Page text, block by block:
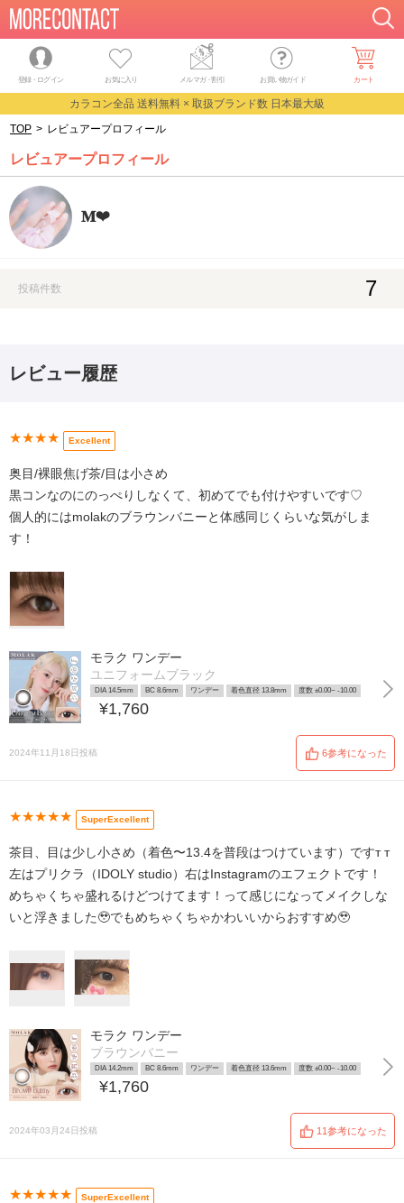
登録・ログイン お気に入り メルマガ・割引 お買い物ガイド カート
カラコン全品 送料無料 × 取扱ブランド数 日本最大級
TOP > レビュアープロフィール
レビュアープロフィール
𝐌‪‪❤︎‬
投稿件数 7
レビュー履歴
★★★★ Excellent
奥目/裸眼焦げ茶/目は小さめ
黒コンなのにのっぺりしなくて、初めてでも付けやすいです♡
個人的にはmolakのブラウンバニーと体感同じくらいな気がしま
す！
モラク ワンデー
ユニフォームブラック
DIA 14.5mm BC 8.6mm ワンデー 着色直径 13.8mm 度数 ±0.00~ -10.00
¥1,760
2024年11月18日投稿 6参考になった
★★★★★ SuperExcellent
茶目、目は少し小さめ（着色〜13.4を普段はつけています）ですт т
左はプリクラ（IDOLY studio）右はInstagramのエフェクトです！
めちゃくちゃ盛れるけどつけてます！って感じになってメイクしな
いと浮きました🥹でもめちゃくちゃかわいいからおすすめ🥹
モラク ワンデー
ブラウンバニー
DIA 14.2mm BC 8.6mm ワンデー 着色直径 13.6mm 度数 ±0.00~ -10.00
¥1,760
2024年03月24日投稿 11参考になった
★★★★★ SuperExcellent